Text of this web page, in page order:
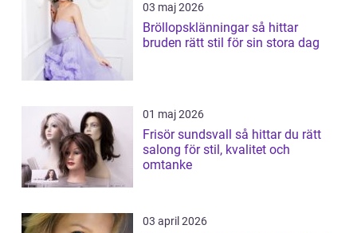
03 maj 2026
Bröllopsklänningar så hittar
bruden rätt stil för sin stora dag
01 maj 2026
Frisör sundsvall så hittar du rätt
salong för stil, kvalitet och
omtanke
03 april 2026